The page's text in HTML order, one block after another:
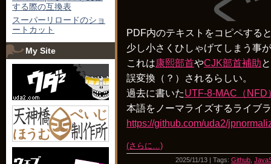
PDF内のテキストをコピペする
少し小さくひしゃげてしまう事
これは康熙部首やCJK部首補助
誤変換（？）されるらしい。
過去に書いたUTF-8-MAC（NFD
本語をノーマライズするライブ
https://github.com/uda2/
(さらに…)
2025/11/13 | Tags: Github
する際の互換表
スーパーリロードのショ
ートカット
My Site